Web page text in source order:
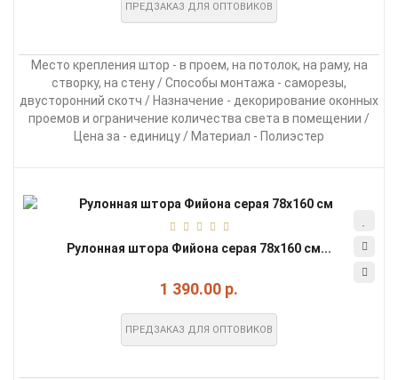
ПРЕДЗАКАЗ ДЛЯ ОПТОВИКОВ
Место крепления штор - в проем, на потолок, на раму, на
створку, на стену / Способы монтажа - саморезы,
двусторонний скотч / Назначение - декорирование оконных
проемов и ограничение количества света в помещении /
Цена за - единицу / Материал - Полиэстер
Рулонная штора Фийона серая 78х160 см...
1 390.00 р.
ПРЕДЗАКАЗ ДЛЯ ОПТОВИКОВ